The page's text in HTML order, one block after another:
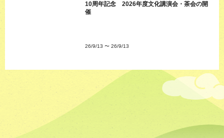
10周年記念 2026年度文化講演会・茶会の開
催
26/9/13 〜 26/9/13